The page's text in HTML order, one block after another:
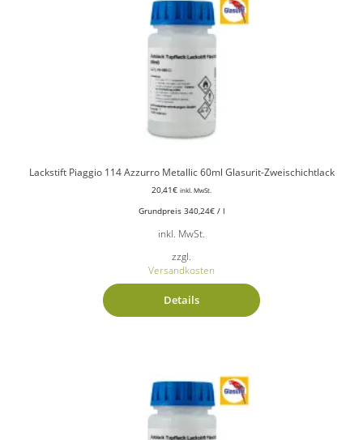
Lackstift Piaggio 114 Azzurro Metallic 60ml Glasurit-Zweischichtlack
20,41€ inkl. MwSt.
Grundpreis 340,24€/ l
inkl. MwSt.
zzgl.
Versandkosten
Details